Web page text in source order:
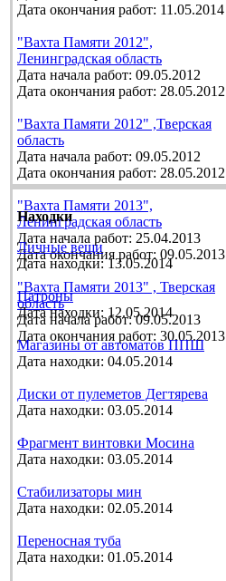
Дата окончания работ: 11.05.2014
"Вахта Памяти 2012",
Ленинградская область
Дата начала работ: 09.05.2012
Дата окончания работ: 28.05.2012
"Вахта Памяти 2012" ,Тверская
область
Дата начала работ: 09.05.2012
Дата окончания работ: 28.05.2012
"Вахта Памяти 2013",
Ленинградская область
Дата начала работ: 25.04.2013
Дата окончания работ: 09.05.2013
"Вахта Памяти 2013" , Тверская
область
Дата начала работ: 09.05.2013
Дата окончания работ: 30.05.2013
Находки
Личные вещи
Дата находки: 13.05.2014
Патроны
Дата находки: 12.05.2014
Магазины от автоматов ППШ
Дата находки: 04.05.2014
Диски от пулеметов Дегтярева
Дата находки: 03.05.2014
Фрагмент винтовки Мосина
Дата находки: 03.05.2014
Стабилизаторы мин
Дата находки: 02.05.2014
Переносная туба
Дата находки: 01.05.2014